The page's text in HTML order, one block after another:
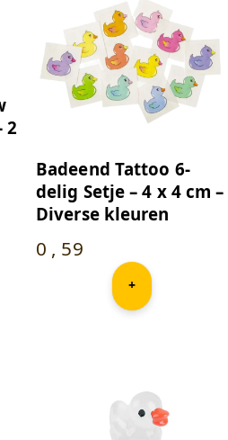
2
Badeend Tattoo 6-
delig Setje – 4 x 4 cm –
Diverse kleuren
0 , 59
+